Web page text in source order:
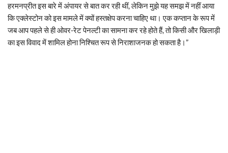
हरमनप्रीत इस बारे में अंपायर से बात कर रही थीं, लेकिन मुझे यह समझ में नहीं आया
कि एक्लेस्टोन को इस मामले में क्यों हस्तक्षेप करना चाहिए था। एक कप्तान के रूप में
जब आप पहले से ही ओवर-रेट पेनल्टी का सामना कर रहे होते हैं, तो किसी और खिलाड़ी
का इस विवाद में शामिल होना निश्चित रूप से निराशाजनक हो सकता है।”